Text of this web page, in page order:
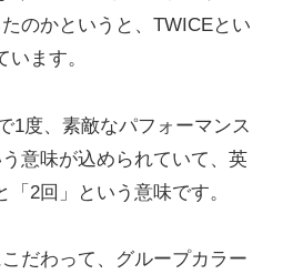
のかというと、TWICEとい
ます。
1度、素敵なパフォーマンス
意味が込められていて、英
2回」という意味です。
だわって、グループカラー